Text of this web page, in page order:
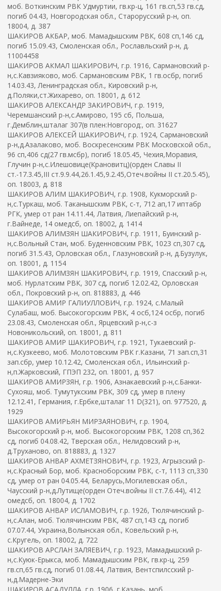
моб. Воткинским РВК Удмуртии, гв.кр-ц, 161 гв.сп,53 гв.сд,
погиб 04.43, Новгородская обл., Старорусский р-н, оп.
18004, д. 387
ШАКИРОВ АКБАР, моб. Мамадышским РВК, 608 сп,146 сд,
погиб 15.09.43, Смоленская обл., Рославльский р-н, д.
11004458
ШАКИРОВ АКМАЛ ШАКИРОВИЧ, г.р. 1916, Сармановский р-
н,с.Кавзияково, моб. Сармановским РВК, 1 гв.осбр, погиб
14.03.43, Ленинградская обл., Кировский р-н,
д.Поляки,ст.Жихарево, оп. 18001, д. 612
ШАКИРОВ АЛЕКСАНДР ЗАКИРОВИЧ, г.р. 1919,
Черемшанский р-н,с.Амирово, 195 сб, Польша,
г.Демблин,шталаг 307(в плен:Новгород:, оп. 31627
ШАКИРОВ АЛЕКСЕЙ ШАКИРОВИЧ, г.р. 1924, Сармановский
р-н,д.Азалаково, моб. Воскресенским РВК Московской обл.,
96 сп,406 сд(27 гв.мсбр), погиб 18.05.45, Чехия,Моравия,
Глучин р-н,с.Илешовице(Крановитц)(орден Славы II
ст.-17.3.45,III ст.9.9.44,26.1.45,9.2.45,Отеч.войны II ст.20.5.45),
оп. 18003, д. 818
ШАКИРОВ АЛИМ ШАКИРОВИЧ, г.р. 1908, Кукморский р-
н,с.Туркаш, моб. Таканышским РВК, с-т, 712 ап,17 иптабр
РГК, умер от ран 14.11.44, Латвия, Лиепайский р-н,
г.Вайнеде, 14 омедсб, оп. 18002, д. 1414
ШАКИРОВ АЛИМЗЯН ШАКИРОВИЧ, г.р. 1911, Буинский р-
н,с.Вольный Стан, моб. Буденновским РВК, 1023 сп,307 сд,
погиб 31.5.43, Орловская обл., Глазуновский р-н, д.Бузулук,
оп. 18001, д. 1154
ШАКИРОВ АЛИМЗЯН ШАКИРОВИЧ, г.р. 1919, Спасский р-н,
моб. Нурлатским РВК, 307 сд, погиб 12.02.42, Орловская
обл., Покровский р-н, оп. 818883, д. 446
ШАКИРОВ АМИР ГАЛИУЛЛОВИЧ, г.р. 1924, с.Малый
Сулабаш, моб. Высокогорским РВК, 4 осб,124 осбр, погиб
23.08.43, Смоленская обл., Ярцевский р-н,с-з
Новоникольский, оп. 18001, д. 811
ШАКИРОВ АМИР ШАКИРОВИЧ, г.р. 1921, Тукаевский р-
н,с.Кузкеево, моб. Молотовским РВК г.Казани, 71 зап.сп,31
зап.сбр, умер 10.12.42, Смоленская обл., Ильинский р-
н,п.Жарковский, ГПЭП 232, оп. 18001, д. 957
ШАКИРОВ АМИРЗЯН, г.р. 1906, Азнакаевский р-н,с.Банки-
Сухояш, моб. Тумутукским РВК, 309 сд, умер в плену
12.12.41, Германия, г.Ербке,шталаг 11 D(321), оп. 977520, д.
1929
ШАКИРОВ АМИРЬЯН МИРЗАЯНОВИЧ, г.р. 1904,
Высокогорский р-н, моб. Высокогорским РВК, 1208 сп,362
сд, погиб 04.08.42, Тверская обл., Нелидовский р-н,
д.Труханово, оп. 818883, д. 1327
ШАКИРОВ АНВАР АХМЕТЗЯНОВИЧ, г.р. 1923, Агрызский р-
н,с.Красный Бор, моб. Красноборским РВК, с-т, 1113 сп,330
сд, умер от ран 04.05.44, Беларусь,Могилевская обл.,
Чаусский р-н,д.Лутище(орден Отеч.войны II ст.7.6.44), 412
омедсб, оп. 18004, д. 1702
ШАКИРОВ АНВАР ИСЛАМОВИЧ, г.р. 1926, Тюлячинский р-
н,с.Алан, моб. Тюлячинским РВК, 487 сп,143 сд, погиб
07.07.44, Украина,Волынская обл., Ковельский р-н,
с.Кругель, оп. 18002, д. 722
ШАКИРОВ АРСЛАН ЗАЛЯЕВИЧ, г.р. 1923, Мамадышский р-
н,с.Куюк-Ерыкса, моб. Мамадышским РВК, гв.кр-ц, 259
гв.сп,65 гв.сд, погиб 01.08.44, Латвия, Вентспилсский р-
н,д.Мадерне-Эки